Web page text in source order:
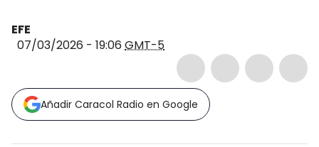
EFE
07/03/2026 - 19:06 GMT-5
Añadir Caracol Radio en Google